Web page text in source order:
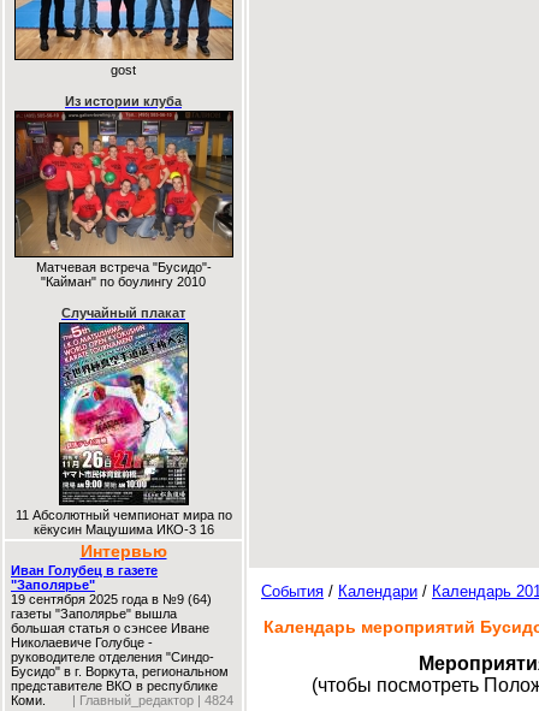
gost
Из истории клуба
Матчевая встреча "Бусидо"-
"Кайман" по боулингу 2010
Случайный плакат
11 Абсолютный чемпионат мира по
кёкусин Мацушима ИКО-3 16
Интервью
Иван Голубец в газете
"Заполярье"
19 сентября 2025 года в №9 (64)
газеты "Заполярье" вышла
большая статья о сэнсее Иване
Николаевиче Голубце -
руководителе отделения "Синдо-
Бусидо" в г. Воркута, региональном
представителе ВКО в республике
Коми.
| Главный_редактор | 4824
События / Календари / Календарь
Календарь мероприятий
(чтобы посмотреть